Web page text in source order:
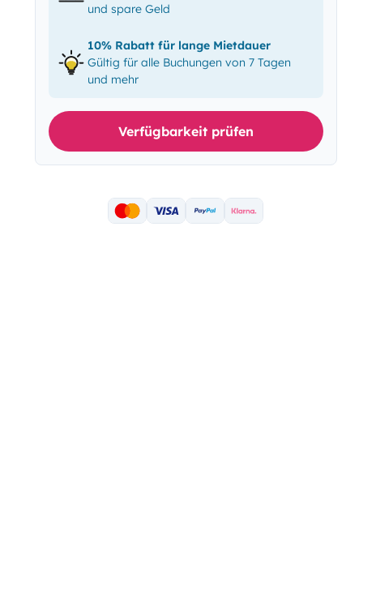
und spare Geld
10% Rabatt für lange Mietdauer
Gültig für alle Buchungen von 7 Tagen
und mehr
Verfügbarkeit prüfen